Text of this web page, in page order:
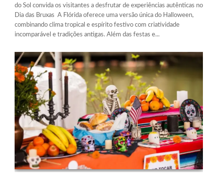
do Sol convida os visitantes a desfrutar de experiências autênticas no
Dia das Bruxas A Flórida oferece uma versão única do Halloween,
combinando clima tropical e espírito festivo com criatividade
incomparável e tradições antigas. Além das festas e...